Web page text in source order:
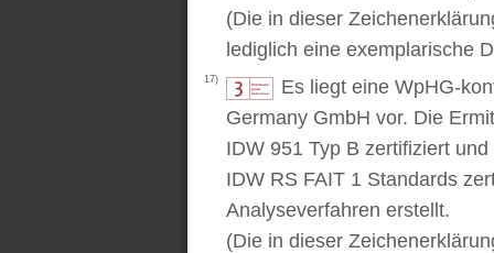
(Die in dieser
lediglich eine exemplarische
17)
Es liegt eine WpHG-
Germany GmbH vor. Die
IDW 951 Typ B zertifiziert
IDW RS FAIT 1 Standards
Analyseverfahren erstellt.
(Die in dieser